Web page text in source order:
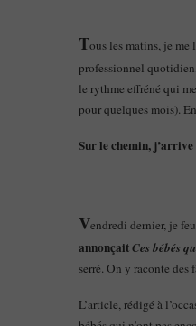
Tous les matins, je me
professionnel
le rythme effréné qui
pour quelques mois).
Sur le chemin,
Vendredi dernier, je
annonçaitCes bébés
serré. On y raconte des
L’article, rédigé à